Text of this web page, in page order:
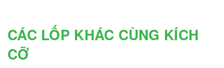
CÁC LỐP KHÁC CÙNG KÍCH
CỠ